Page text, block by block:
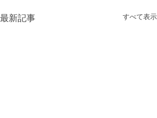
最新記事 すべて表示